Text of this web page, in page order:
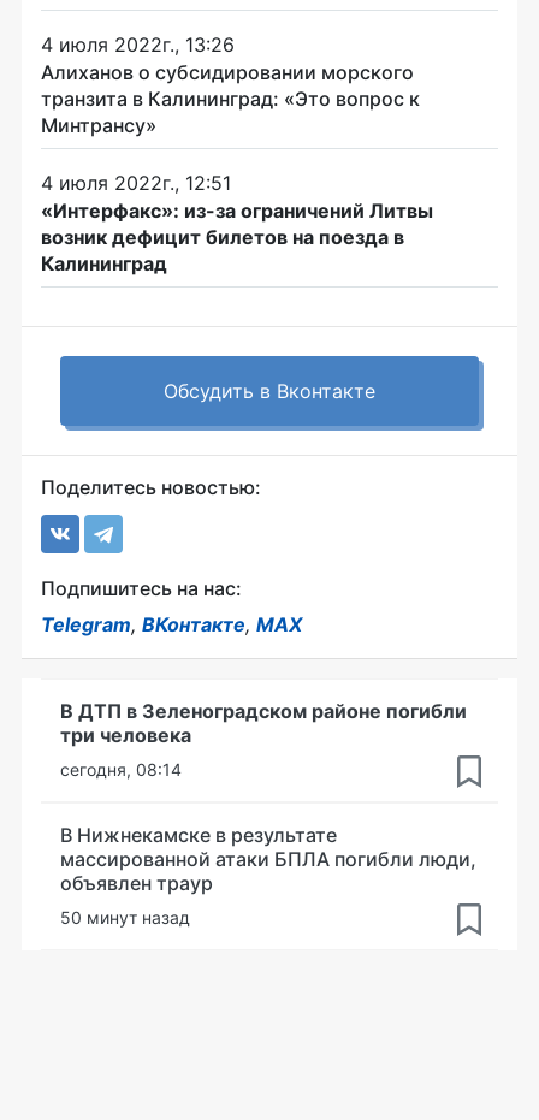
4 июля 2022г., 13:26
Алиханов о субсидировании морского
транзита в Калининград: «Это вопрос к
Минтрансу»
4 июля 2022г., 12:51
«Интерфакс»: из-за ограничений Литвы
возник дефицит билетов на поезда в
Калининград
Обсудить в Вконтакте
Поделитесь новостью:
Подпишитесь на нас:
Telegram, ВКонтакте, MAX
В ДТП в Зеленоградском районе погибли
три человека
сегодня, 08:14
В Нижнекамске в результате
массированной атаки БПЛА погибли люди,
объявлен траур
50 минут назад